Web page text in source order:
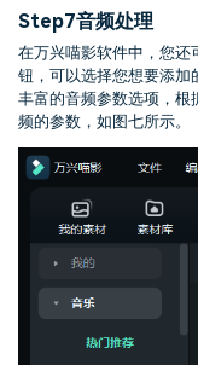
Step7音频处理
在万兴喵影软件中，您还
钮，可以选择您想要添加
丰富的音频参数选项，根
频的参数，如图七所示。